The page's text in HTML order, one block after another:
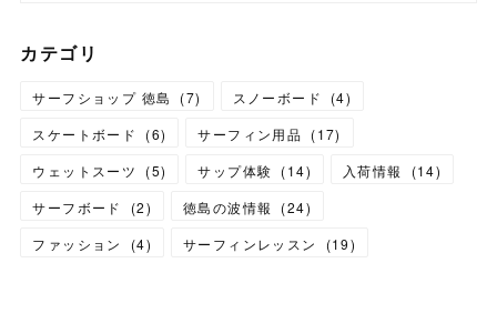
カテゴリ
サーフショップ 徳島 (7) スノーボード (4)
スケートボード
(6) サーフィン用品 (17)
ウェットスーツ
(5) サップ体験 (14) 入荷情報 (14)
サーフボード
(2) 徳島の波情報 (24)
ファッション
(4) サーフィンレッスン (19)